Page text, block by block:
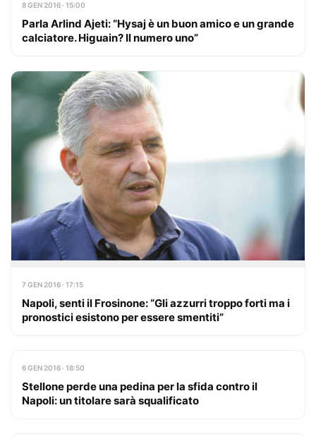
8 GEN 2016 · 15:00
Parla Arlind Ajeti: “Hysaj è un buon amico e un grande
calciatore. Higuain? Il numero uno”
7 GEN 2016 · 17:15
Napoli, senti il Frosinone: “Gli azzurri troppo forti ma i
pronostici esistono per essere smentiti”
6 GEN 2016 · 18:50
Stellone perde una pedina per la sfida contro il
Napoli: un titolare sarà squalificato